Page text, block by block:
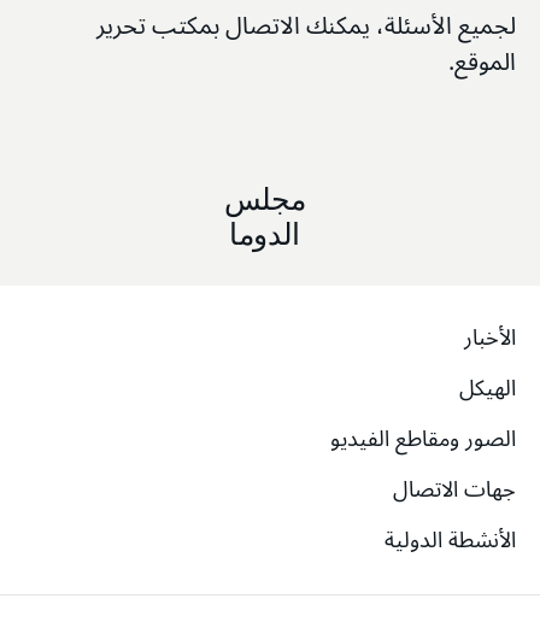
لجميع الأسئلة، يمكنك الاتصال بمكتب تحرير
الموقع.
مجلس
الدوما
الأخبار
الهيكل
الصور ومقاطع الفيديو
جهات الاتصال
الأنشطة الدولية